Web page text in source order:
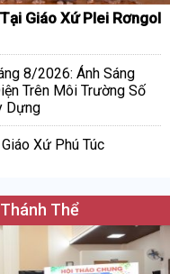
Giáo Xứ Plei Rơngol
8/2026: Ánh Sáng
Trên Môi Trường Số
Dựng
Xứ Phú Túc
Thể